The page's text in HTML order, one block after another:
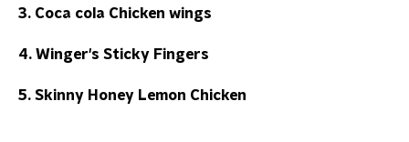
3. Coca cola Chicken wings
4. Winger's Sticky Fingers
5. Skinny Honey Lemon Chicken